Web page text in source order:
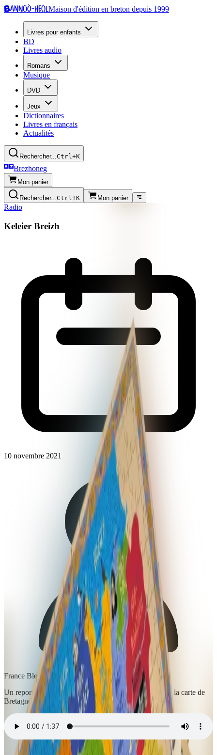
Bannoù-heolMaison d'édition en breton depuis 1999
Livres pour enfants
BD
Livres audio
Romans
Musique
DVD
Jeux
Dictionnaires
Livres en français
Actualités
Rechercher...Ctrl+K
Brezhoneg
Mon panier
Rechercher...Ctrl+K Mon panier
Radio
Keleier Breizh
10 novembre 2021
France Bleu Breizh-Izel
Un reportage de Katell Uguen consacré aux puzzles de la carte de
Bretagne.